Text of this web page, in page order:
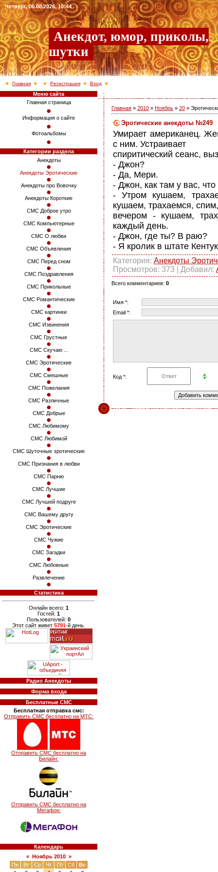
Четверг, 06.08.2026, 10:44
Анекдот, юмор, приколы,
шутки
Главная Регистрация Вход
Меню сайта
Главная страница
Информация о сайте
Фотоальбомы
Категории раздела
Анекдоты
Анекдоты Эротические
Анекдоты про Вовочку
Анекдоты Короткие
СМС Доброе утро
СМС Компьютерные
СМС О любви
СМС Объявления
СМС Перед сном
СМС Поздравления
СМС Прикольные
СМС Романтические
СМС картинки
СМС Извинения
СМС Грустные
СМС Скучаю ...
СМС Эротические
СМС Смешные
СМС Пожелания
СМС Различные
СМС Добрые
СМС Любимому
СМС Любимой
СМС Шуточные эротические
СМС Признания в любви
СМС Парню
СМС Лучшие
СМС Лучшей подруге
СМС Вашему другу
СМС Эротические
СМС Чужие
СМС Загадки
СМС Любовные
Развлечение
Статистика
Онлайн всего: 1
Гостей: 1
Пользователей: 0
Этот сайт живет 5791-й день.
Радио Анекдоты
Форма входа
Бесплатные СМС
Бесплатная отправка смс:
Отправить СМС бесплатно на МТС:
Отправить СМС бесплатно на
Билайн:
Отправить СМС бесплатно на
Мегафон:
Календарь
« Ноябрь 2010 »
Пн
Вт Ср Чт Пт Сб
Вс
Главная » 2010 » Ноябрь » 20 »
Эротические анекдоты №249
Умирает американец.
с ним. Устраивает
спиритический сеанс,
- Джон?
- Да, Мери.
- Джон, как там у вас,
- Утром кушаем,
кушаем, трахаемся, спим,
вечером - кушаем,
каждый день.
- Джон, где ты? В раю?
- Я кролик в штате
Категория: Анекдоты
Просмотров: 373 | Добавил:
Всего комментариев: 0
Имя *:
Email *:
Код *: